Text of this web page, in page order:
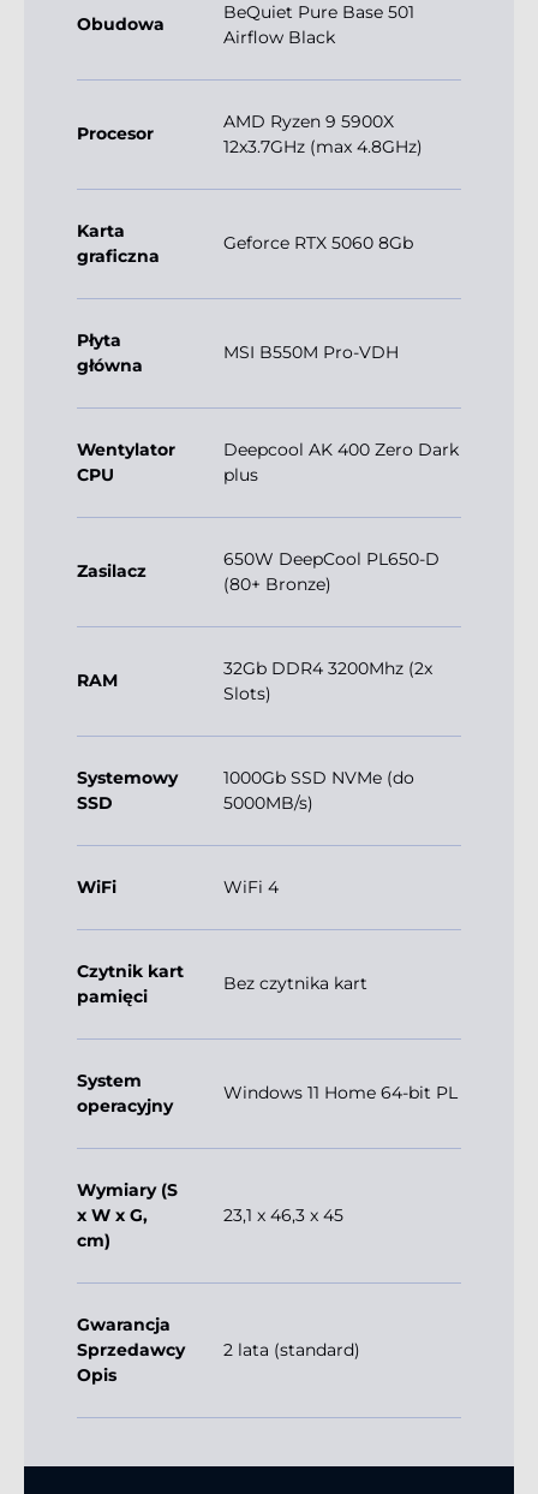
Obudowa
BeQuiet Pure Base 501
Airflow Black
Procesor
AMD Ryzen 9 5900X
12x3.7GHz (max 4.8GHz)
Karta
graficzna
Geforce RTX 5060 8Gb
Płyta
główna
MSI B550M Pro-VDH
Wentylator
CPU
Deepcool AK 400 Zero Dark
plus
Zasilacz
650W DeepCool PL650-D
(80+ Bronze)
RAM
32Gb DDR4 3200Mhz (2x
Slots)
Systemowy
SSD
1000Gb SSD NVMe (do
5000MB/s)
WiFi WiFi 4
Czytnik kart
pamięci
Bez czytnika kart
System
operacyjny
Windows 11 Home 64-bit PL
Wymiary (S
x W x G,
cm)
23,1 x 46,3 x 45
Gwarancja
Sprzedawcy
Opis
2 lata (standard)